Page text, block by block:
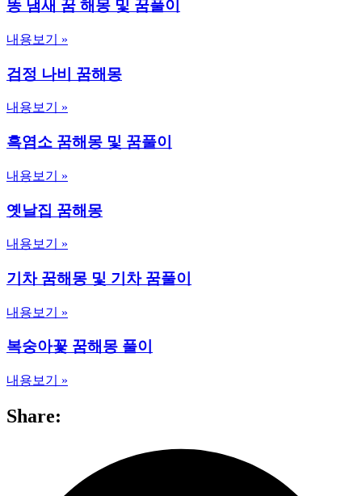
똥 냄새 꿈 해몽 및 꿈풀이
내용보기 »
검정 나비 꿈해몽
내용보기 »
흑염소 꿈해몽 및 꿈풀이
내용보기 »
옛날집 꿈해몽
내용보기 »
기차 꿈해몽 및 기차 꿈풀이
내용보기 »
복숭아꽃 꿈해몽 풀이
내용보기 »
Share: